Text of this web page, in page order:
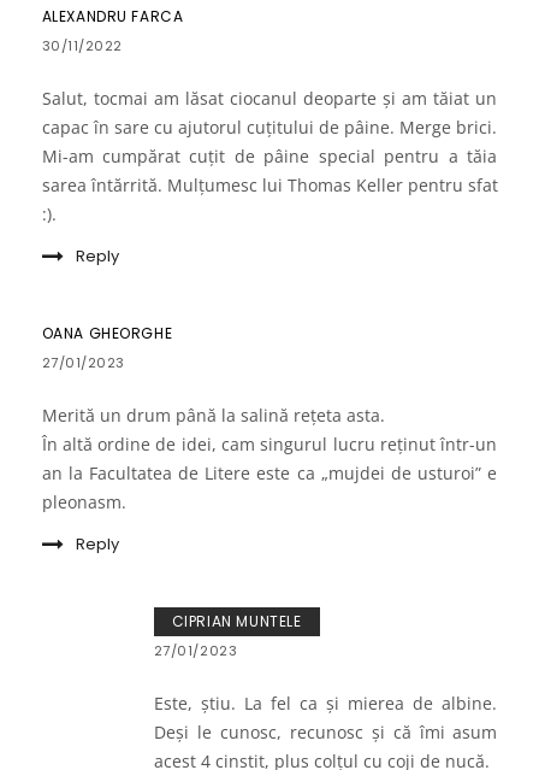
ALEXANDRU FARCA
30/11/2022
Salut, tocmai am lăsat ciocanul deoparte și am tăiat un
capac în sare cu ajutorul cuțitului de pâine. Merge brici.
Mi-am cumpărat cuțit de pâine special pentru a tăia
sarea întărrită. Mulțumesc lui Thomas Keller pentru sfat
:).
Reply
OANA GHEORGHE
27/01/2023
Merită un drum până la salină rețeta asta.
În altă ordine de idei, cam singurul lucru reținut într-un
an la Facultatea de Litere este ca „mujdei de usturoi” e
pleonasm.
Reply
CIPRIAN MUNTELE
27/01/2023
Este, știu. La fel ca și mierea de albine.
Deși le cunosc, recunosc și că îmi asum
acest 4 cinstit, plus colțul cu coji de nucă.